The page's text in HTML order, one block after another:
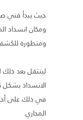
حيث يبدأ فني
ومكان انسداد
ومتطورة
لينتقل بعد
الانسداد
في ذلك على
المجاري.